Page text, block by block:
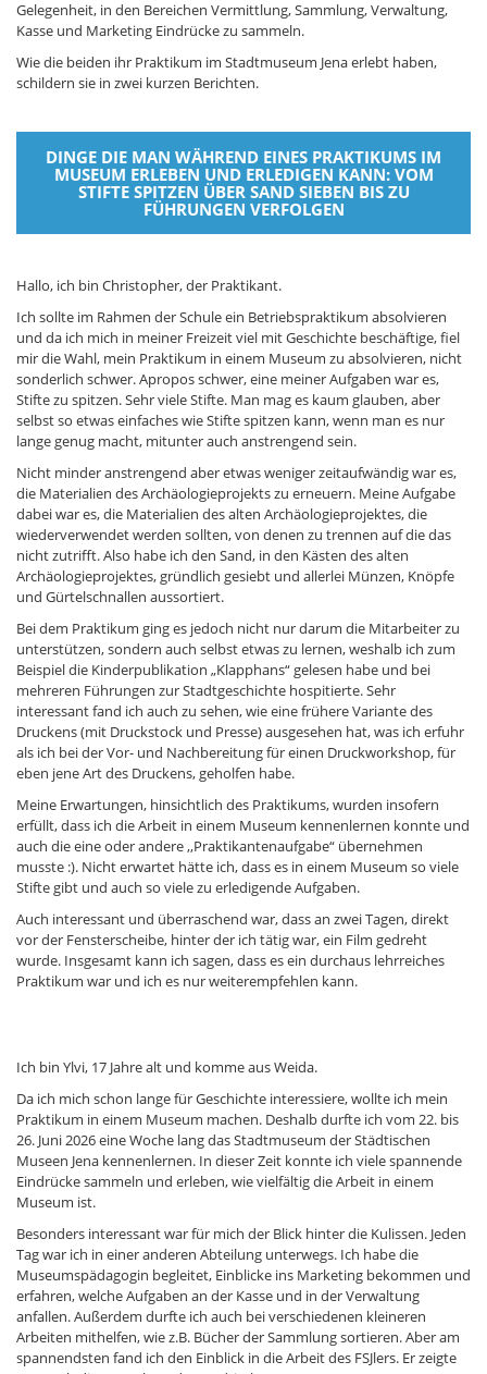
Gelegenheit, in den Bereichen Vermittlung, Sammlung, Verwaltung,
Kasse und Marketing Eindrücke zu sammeln.
Wie die beiden ihr Praktikum im Stadtmuseum Jena erlebt haben,
schildern sie in zwei kurzen Berichten.
DINGE DIE MAN WÄHREND EINES PRAKTIKUMS IM
MUSEUM ERLEBEN UND ERLEDIGEN KANN: VOM
STIFTE SPITZEN ÜBER SAND SIEBEN BIS ZU
FÜHRUNGEN VERFOLGEN
Hallo, ich bin Christopher, der Praktikant.
Ich sollte im Rahmen der Schule ein Betriebspraktikum absolvieren
und da ich mich in meiner Freizeit viel mit Geschichte beschäftige, fiel
mir die Wahl, mein Praktikum in einem Museum zu absolvieren, nicht
sonderlich schwer. Apropos schwer, eine meiner Aufgaben war es,
Stifte zu spitzen. Sehr viele Stifte. Man mag es kaum glauben, aber
selbst so etwas einfaches wie Stifte spitzen kann, wenn man es nur
lange genug macht, mitunter auch anstrengend sein.
Nicht minder anstrengend aber etwas weniger zeitaufwändig war es,
die Materialien des Archäologieprojekts zu erneuern. Meine Aufgabe
dabei war es, die Materialien des alten Archäologieprojektes, die
wiederverwendet werden sollten, von denen zu trennen auf die das
nicht zutrifft. Also habe ich den Sand, in den Kästen des alten
Archäologieprojektes, gründlich gesiebt und allerlei Münzen, Knöpfe
und Gürtelschnallen aussortiert.
Bei dem Praktikum ging es jedoch nicht nur darum die Mitarbeiter zu
unterstützen, sondern auch selbst etwas zu lernen, weshalb ich zum
Beispiel die Kinderpublikation „Klapphans“ gelesen habe und bei
mehreren Führungen zur Stadtgeschichte hospitierte. Sehr
interessant fand ich auch zu sehen, wie eine frühere Variante des
Druckens (mit Druckstock und Presse) ausgesehen hat, was ich erfuhr
als ich bei der Vor- und Nachbereitung für einen Druckworkshop, für
eben jene Art des Druckens, geholfen habe.
Meine Erwartungen, hinsichtlich des Praktikums, wurden insofern
erfüllt, dass ich die Arbeit in einem Museum kennenlernen konnte und
auch die eine oder andere ‚,Praktikantenaufgabe“ übernehmen
musste :). Nicht erwartet hätte ich, dass es in einem Museum so viele
Stifte gibt und auch so viele zu erledigende Aufgaben.
Auch interessant und überraschend war, dass an zwei Tagen, direkt
vor der Fensterscheibe, hinter der ich tätig war, ein Film gedreht
wurde. Insgesamt kann ich sagen, dass es ein durchaus lehrreiches
Praktikum war und ich es nur weiterempfehlen kann.
Ich bin Ylvi, 17 Jahre alt und komme aus Weida.
Da ich mich schon lange für Geschichte interessiere, wollte ich mein
Praktikum in einem Museum machen. Deshalb durfte ich vom 22. bis
26. Juni 2026 eine Woche lang das Stadtmuseum der Städtischen
Museen Jena kennenlernen. In dieser Zeit konnte ich viele spannende
Eindrücke sammeln und erleben, wie vielfältig die Arbeit in einem
Museum ist.
Besonders interessant war für mich der Blick hinter die Kulissen. Jeden
Tag war ich in einer anderen Abteilung unterwegs. Ich habe die
Museumspädagogin begleitet, Einblicke ins Marketing bekommen und
erfahren, welche Aufgaben an der Kasse und in der Verwaltung
anfallen. Außerdem durfte ich auch bei verschiedenen kleineren
Arbeiten mithelfen, wie z.B. Bücher der Sammlung sortieren. Aber am
spannendsten fand ich den Einblick in die Arbeit des FSJlers. Er zeigte